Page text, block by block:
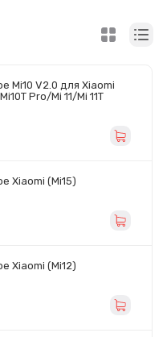
Mi10 V2.0 для Xiaomi
Pro/Mi 11/Mi 11T
Xiaomi (Mi15)
Xiaomi (Mi12)